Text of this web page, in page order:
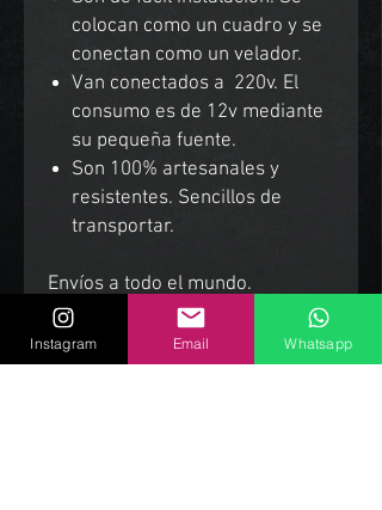
colocan como un cuadro y se
conectan como un velador.
Van conectados a 220v. El
consumo es de 12v mediante
su pequeña fuente.
Son 100% artesanales y
resistentes. Sencillos de
transportar.
Envíos a todo el mundo.
Instagram Email Whatsapp